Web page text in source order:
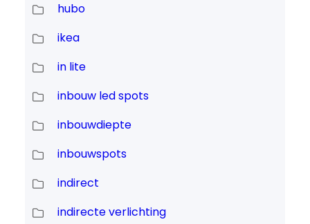
hubo
ikea
in lite
inbouw led spots
inbouwdiepte
inbouwspots
indirect
indirecte verlichting